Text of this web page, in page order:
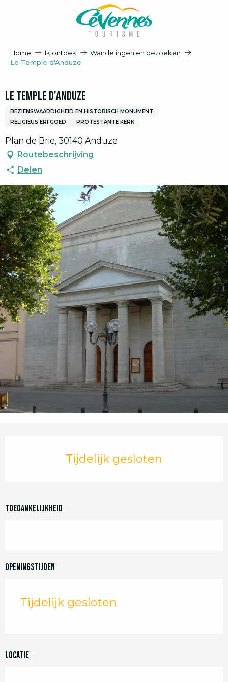
Home Ik ontdek
Wandelingen en bezoeken
Le Temple d'Anduze
Le Temple d'Anduze
BEZIENSWAARDIGHEID EN HISTORISCH MONUMENT
RELIGIEUS ERFGOED
PROTESTANTE KERK
Plan de Brie, 30140 Anduze
Routebeschrijving
Delen
Tijdelijk gesloten
Toegankelijkheid
Openingstijden
Tijdelijk gesloten
Locatie